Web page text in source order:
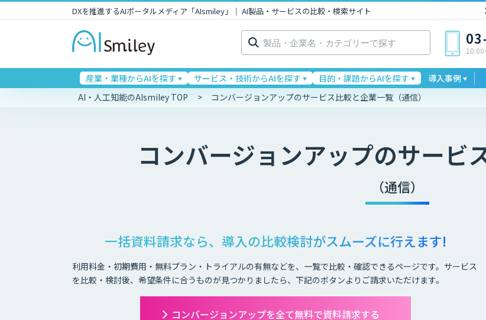
DXを推進するAIポータルメディア「AIsmiley」｜ AI製品・サービスの比較・検索サイト
検
索: 10:00
産業・業種からAIを探す サービス・技術からAIを探す 目的・課題からAIを探す 導入事例
AI・人工知能のAIsmiley TOP コンバージョンアップのサービス比較と企業一覧（通信）
コンバージョンアップのサービ
（通信）
一括資料請求なら、導入の比較検討がスムーズに行えます!
利用料金・初期費用・無料プラン・トライアルの有無などを、一覧で比較・確認できるページです。サービス
を比較・検討後、希望条件に合うものが見つかりましたら、下記のボタンよりご請求いただけます。
コンバージョンアップを全て無料で資料請求する